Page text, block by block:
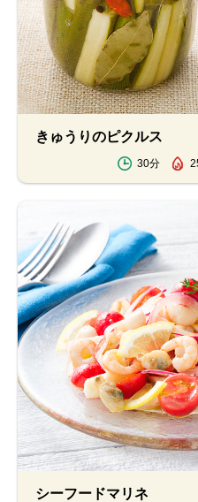
きゅうりのピクルス
30分
シーフードマリネ